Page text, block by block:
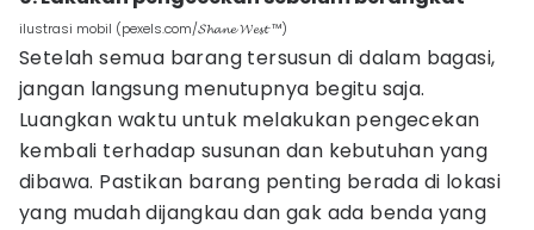
ilustrasi mobil (pexels.com/𝓢𝓱𝓪𝓷𝓮 𝓦𝓮𝓼𝓽 ™)
Setelah semua barang tersusun di dalam bagasi,
jangan langsung menutupnya begitu saja.
Luangkan waktu untuk melakukan pengecekan
kembali terhadap susunan dan kebutuhan yang
dibawa. Pastikan barang penting berada di lokasi
yang mudah dijangkau dan gak ada benda yang